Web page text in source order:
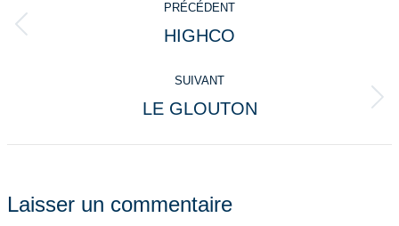
de
commentaire
PRÉCÉDENT
Onglet
HIGHCO
SUIVANT
Projets
LE GLOUTON
Laisser un commentaire